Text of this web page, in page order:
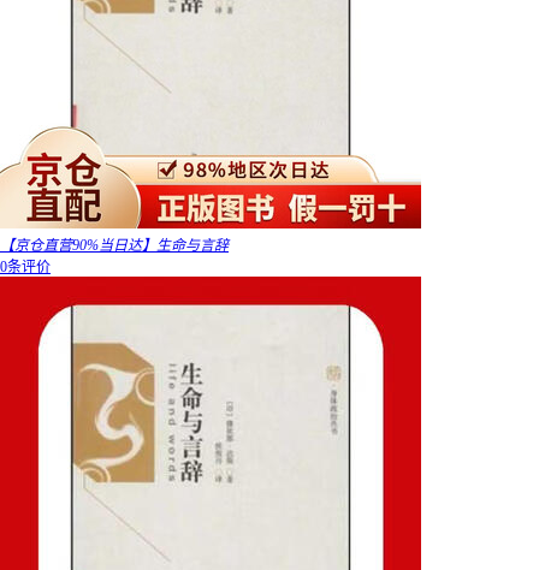
【京仓直营90%当日达】生命与言辞
0条评价